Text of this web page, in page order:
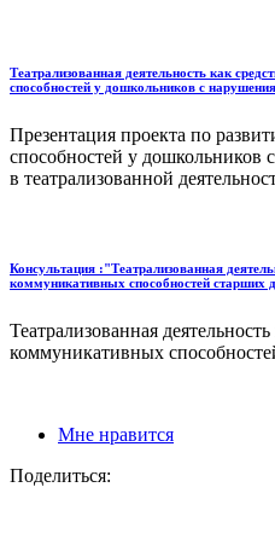
Театрализованная деятельность как
способностей у дошкольников с
Презентация проекта по
способностей у
в театрализованной
Консультация :"Театрализованная
коммуникативных способностей старших
Театрализованная
коммуникативных
Мне нравится
Поделиться: